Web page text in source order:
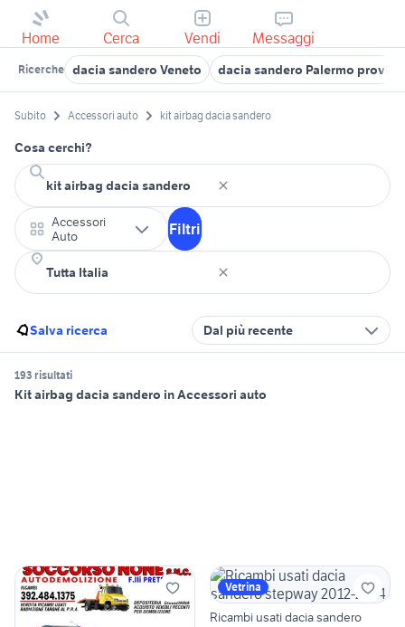
Home Cerca Vendi Messaggi
Ricerche dacia sandero Veneto dacia sandero Palermo
Subito Accessori auto kit airbag dacia sandero
Cosa cerchi?
Accessori
Auto
Filtri
Salva ricerca Dal più recente
193 risultati
Kit airbag dacia sandero in Accessori auto
Vetrina
Ricambi usati dacia sandero